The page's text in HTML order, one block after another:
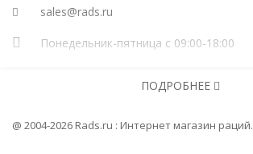
sales@rads.ru
Понедельник-пятница с 09:00-18:00
316774600251277
Информация
ПОДРОБНЕЕ
@ 2004-2026 Rads.ru : Интернет магазин раций.